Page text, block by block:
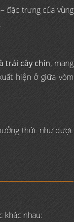
– đặc trưng của vùng
trái cây chín, mang
hiện ở giữa vòm
thức như được
khác nhau: